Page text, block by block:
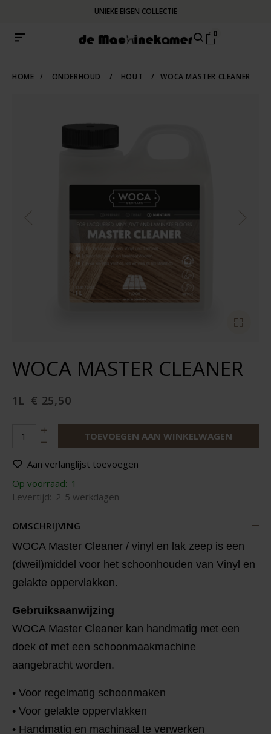
UNIEKE EIGEN COLLECTIE
0
HOME / ONDERHOUD / HOUT / WOCA MASTER CLEANER
WOCA MASTER CLEANER
1L € 25,50
TOEVOEGEN AAN WINKELWAGEN
Aan verlanglijst toevoegen
Op voorraad: 1
Levertijd: 2-5 werkdagen
OMSCHRIJVING
WOCA Master Cleaner / vinyl en lak zeep is een
(dweil)middel voor het schoonhouden van Vinyl en
gelakte oppervlakken.
Gebruiksaanwijzing
WOCA Master Cleaner kan handmatig met een
doek of met een schoonmaakmachine
aangebracht worden.
• Voor regelmatig schoonmaken
• Voor gelakte oppervlakken
• Handmatig en machinaal te verwerken